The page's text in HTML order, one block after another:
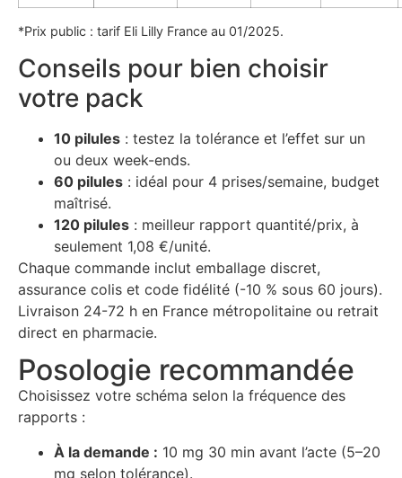
*Prix public : tarif Eli Lilly France au 01/2025.
Conseils pour bien choisir
votre pack
10 pilules : testez la tolérance et l’effet sur un
ou deux week-ends.
60 pilules : idéal pour 4 prises/semaine, budget
maîtrisé.
120 pilules : meilleur rapport quantité/prix, à
seulement 1,08 €/unité.
Chaque commande inclut emballage discret,
assurance colis et code fidélité (-10 % sous 60 jours).
Livraison 24-72 h en France métropolitaine ou retrait
direct en pharmacie.
Posologie recommandée
Choisissez votre schéma selon la fréquence des
rapports :
À la demande : 10 mg 30 min avant l’acte (5–20
mg selon tolérance).